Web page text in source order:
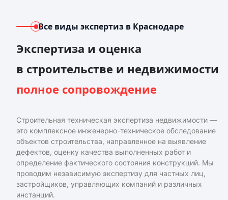
Все виды экспертиз в Краснодаре
Экспертиза и оценка
в строительстве и недвижимости
полное сопровождение
Строительная техническая экспертиза недвижимости —
это комплексное инженерно-техническое обследование
объектов строительства, направленное на выявление
дефектов, оценку качества выполненных работ и
определение фактического состояния конструкций. Мы
проводим независимую экспертизу для частных лиц,
застройщиков, управляющих компаний и различных
инстанций.